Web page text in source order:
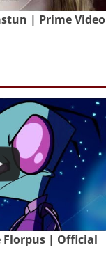
| Prime Video
Florpus | Official